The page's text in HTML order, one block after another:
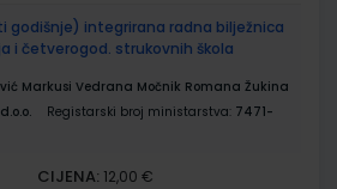
godišnje) integrirana radna bilježnica
i četverogod. strukovnih škola
Markusi Vedrana Močnik Romana Žukina
Registarski broj ministarstva: 7471-
CIJENA: 12,00 €